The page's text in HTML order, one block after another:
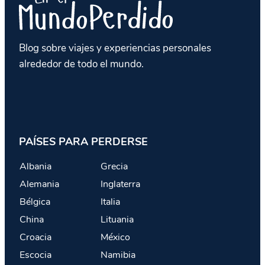
Blog sobre viajes y experiencias personales
alrededor de todo el mundo.
PAÍSES PARA PERDERSE
Albania
Alemania
Bélgica
China
Croacia
Escocia
Grecia
Inglaterra
Italia
Lituania
México
Namibia